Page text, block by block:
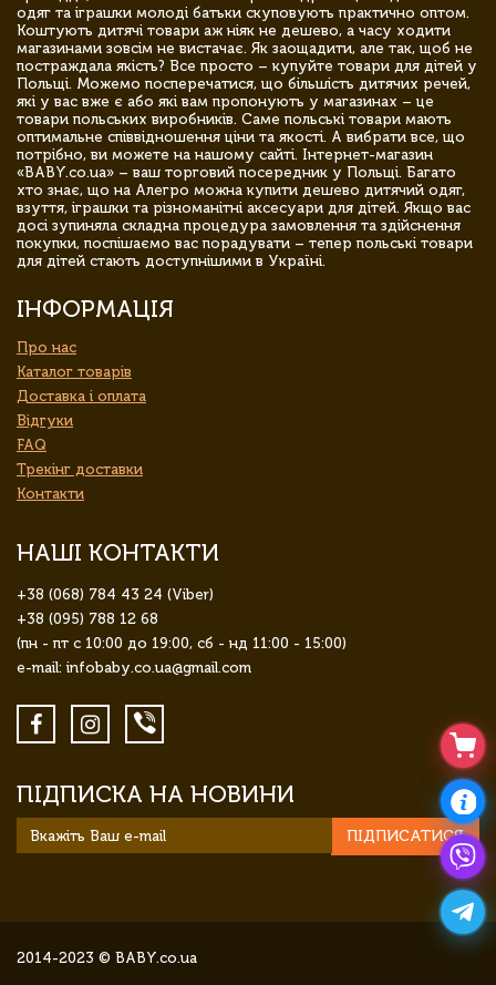
одяг та іграшки молоді батьки скуповують практично оптом.
Коштують дитячі товари аж ніяк не дешево, а часу ходити
магазинами зовсім не вистачає. Як заощадити, але так, щоб не
постраждала якість? Все просто – купуйте товари для дітей у
Польщі. Можемо посперечатися, що більшість дитячих речей,
які у вас вже є або які вам пропонують у магазинах – це
товари польських виробників. Саме польські товари мають
оптимальне співвідношення ціни та якості. А вибрати все, що
потрібно, ви можете на нашому сайті. Інтернет-магазин
«BABY.co.ua» – ваш торговий посередник у Польщі. Багато
хто знає, що на Алегро можна купити дешево дитячий одяг,
взуття, іграшки та різноманітні аксесуари для дітей. Якщо вас
досі зупиняла складна процедура замовлення та здійснення
покупки, поспішаємо вас порадувати – тепер польські товари
для дітей стають доступнішими в Україні.
ІНФОРМАЦІЯ
Про нас
Каталог товарів
Доставка і оплата
Відгуки
FAQ
Трекінг доставки
Контакти
НАШІ КОНТАКТИ
+38 (068) 784 43 24 (Viber)
+38 (095) 788 12 68
(пн - пт с 10:00 до 19:00, сб - нд 11:00 - 15:00)
e-mail: infobaby.co.ua@gmail.com
ПІДПИСКА НА НОВИНИ
ПІДПИСАТИСЯ
2014-2023 © BABY.co.ua